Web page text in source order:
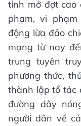
tỉnh mở đợt cao
phạm, vi
động lừa đảo
mạng từ nay
trung tuyên
phương thức,
thành lập tổ tác
đường dây
người dân về